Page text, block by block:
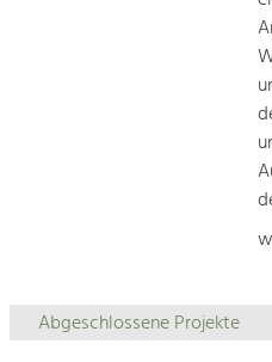
Abgeschlossene Projekte